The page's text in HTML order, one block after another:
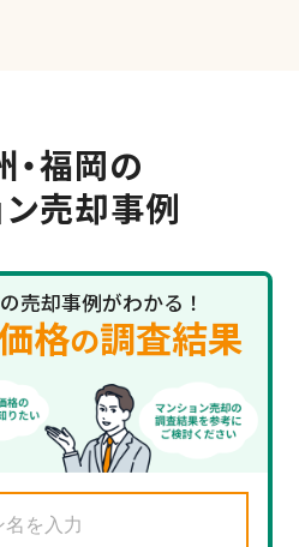
・福岡の
ン売却事例
売却事例がわかる！
格の調査結果